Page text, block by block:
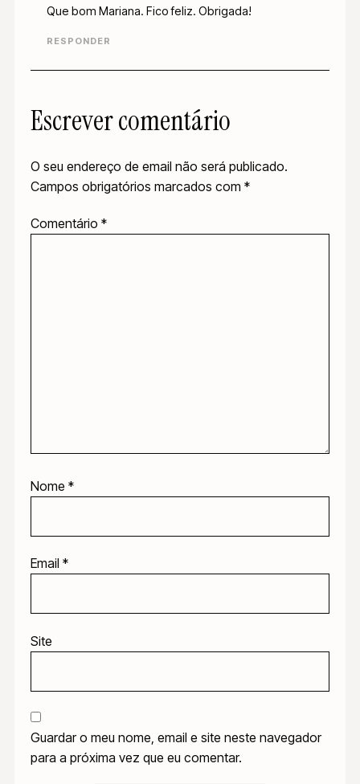
Que bom Mariana. Fico feliz. Obrigada!
RESPONDER
Escrever comentário
O seu endereço de email não será publicado.
Campos obrigatórios marcados com *
Comentário *
Nome *
Email *
Site
Guardar o meu nome, email e site neste navegador
para a próxima vez que eu comentar.